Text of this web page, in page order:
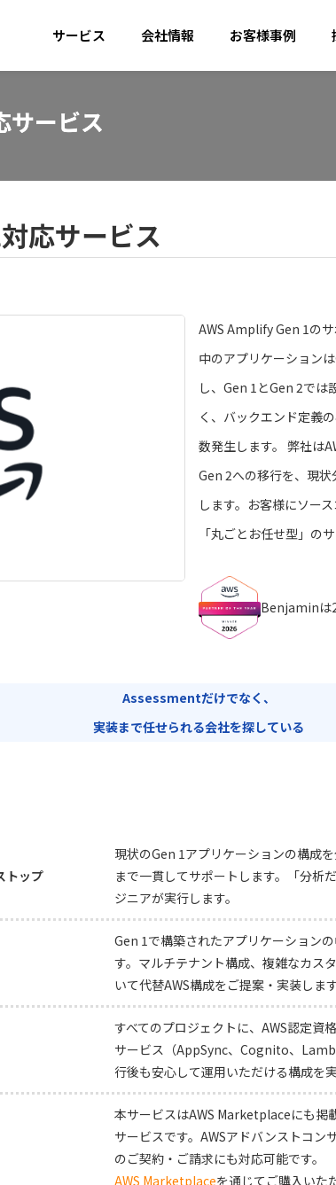
サービス 会社情報 お客様事例
ービス
応サービス
AWS Amplify Gen 1の
中のアプリケーション
し、Gen 1とGen 2では
く、バックエンド定義
数発生します。 弊社は
Gen 2への移行を、現
します。お客様にソー
「丸ごとお任せ型」の
Benjaminは
Assessmentだけでなく、
実装まで任せられる会社を探している
トップ
現状のGen 1アプリケーションの構成
まで一貫してサポートします。「分析
ジニアが実行します。
Gen 1で構築されたアプリケーション
す。マルチテナント構成、複雑なカス
いて代替AWS構成をご提案・実装します
すべてのプロジェクトに、AWS認定資
サービス（AppSync、Cognito、
行後も安心して運用いただける構成を実
本サービスはAWS Marketplaceにも掲
サービスです。AWSアドバンストコ
のご契約・ご請求にも対応可能です。
AWS Marketplaceを通じてご購入いた